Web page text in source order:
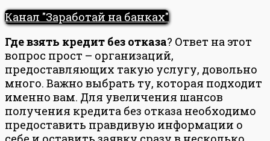
Канал "Заработай на банках"
Где взять кредит без отказа? Ответ на этот
вопрос прост – организаций,
предоставляющих такую услугу, довольно
много. Важно выбрать ту, которая подходит
именно вам. Для увеличения шансов
получения кредита без отказа необходимо
предоставить правдивую информации о